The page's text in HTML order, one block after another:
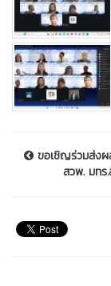
ขอเชิญร่วมส่ง
สวพ. มทร